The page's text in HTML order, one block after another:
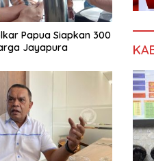
Papua Siapkan 300
Jayapura